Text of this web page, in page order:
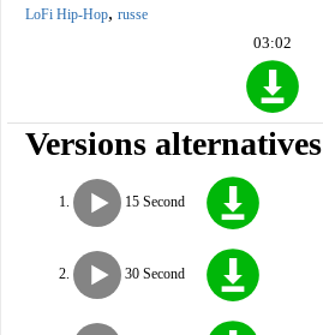
LoFi Hip-Hop, russe
03:02
Versions alternatives
15 Second
30 Second